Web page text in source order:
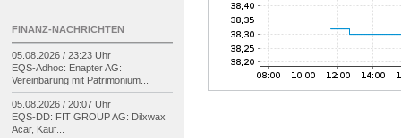
FINANZ-NACHRICHTEN
05.08.2026 / 23:23 Uhr
EQS-Adhoc: Enapter AG:
Vereinbarung mit Patrimonium...
05.08.2026 / 20:07 Uhr
EQS-DD: FIT GROUP AG: Dilxwax
Acar, Kauf...